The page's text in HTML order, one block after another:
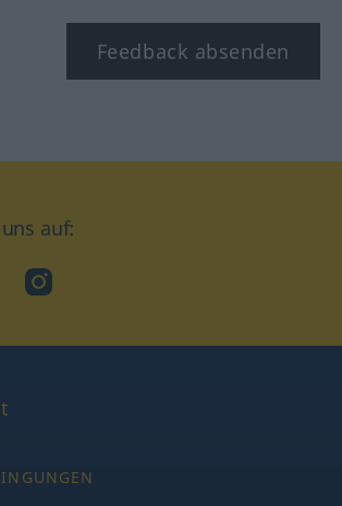
Feedback absenden
auf:
Instagram